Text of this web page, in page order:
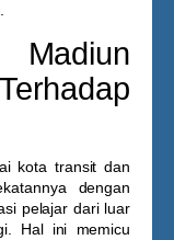
Madiun
kota transit dan
dengan
pelajar dari luar
Hal ini memicu